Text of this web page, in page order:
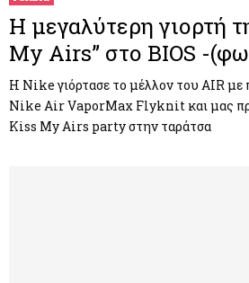
Η μεγαλύτερη γιορτή
My Airs” στο BIOS -
Η Nike γιόρτασε το μέλλον του AIR με
Nike Air VaporMax Flyknit και μας
Kiss My Airs party στην ταράτσα